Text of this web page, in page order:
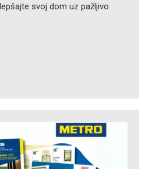
svoj dom uz pažljivo